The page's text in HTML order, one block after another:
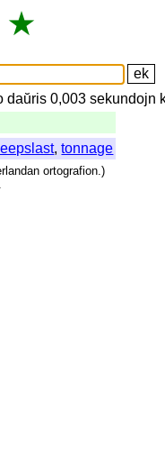
★
daŭris 0,003sekundojn
,tonnage
ortografion.)